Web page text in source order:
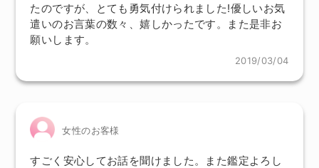
たのですが、とても勇気付けられました!優しいお気
遣いのお言葉の数々、嬉しかったです。また是非お
願いします。
2019/03/04
女性のお客様
すごく安心してお話を聞けました。また鑑定よろし